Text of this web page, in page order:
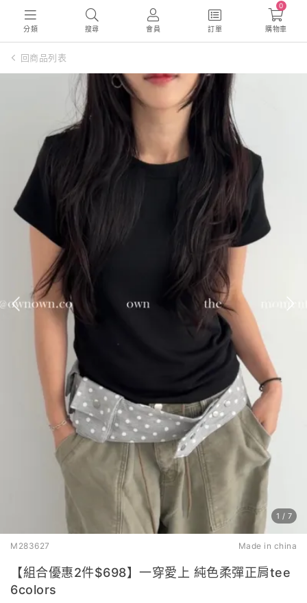
分類 搜尋 會員 訂單
0
購物車
回商品列表
1 / 7
M283627 Made in china
【組合優惠2件$698】一穿愛上 純色柔彈正肩tee
6colors